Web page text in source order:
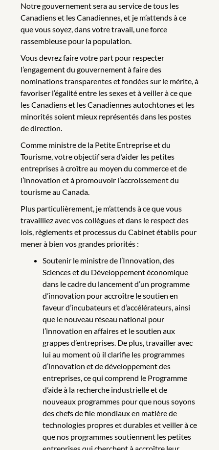
Notre gouvernement sera au service de tous les
Canadiens et les Canadiennes, et je m’attends à ce
que vous soyez, dans votre travail, une force
rassembleuse pour la population.
Vous devrez faire votre part pour respecter
l’engagement du gouvernement à faire des
nominations transparentes et fondées sur le mérite, à
favoriser l’égalité entre les sexes et à veiller à ce que
les Canadiens et les Canadiennes autochtones et les
minorités soient mieux représentés dans les postes
de direction.
Comme ministre de la Petite Entreprise et du
Tourisme, votre objectif sera d’aider les petites
entreprises à croître au moyen du commerce et de
l’innovation et à promouvoir l’accroissement du
tourisme au Canada.
Plus particulièrement, je m’attends à ce que vous
travailliez avec vos collègues et dans le respect des
lois, règlements et processus du Cabinet établis pour
mener à bien vos grandes priorités :
Soutenir le ministre de l’Innovation, des
Sciences et du Développement économique
dans le cadre du lancement d’un programme
d’innovation pour accroître le soutien en
faveur d’incubateurs et d’accélérateurs, ainsi
que le nouveau réseau national pour
l’innovation en affaires et le soutien aux
grappes d’entreprises. De plus, travailler avec
lui au moment où il clarifie les programmes
d’innovation et de développement des
entreprises, ce qui comprend le Programme
d’aide à la recherche industrielle et de
nouveaux programmes pour que nous soyons
des chefs de file mondiaux en matière de
technologies propres et durables et veiller à ce
que nos programmes soutiennent les petites
entreprises qui cherchent à accroître leur